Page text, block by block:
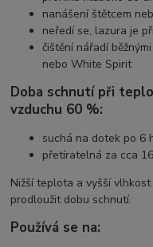
nanášení štětcem
neředí se, lazura je
čištění nářadí
nebo White Spirit
Doba schnutí při
vzduchu 60 %:
suchá na dotek po 6
přetíratelná za cca
Nižší teplota a vyšší
prodloužit dobu schnutí.
Používá se na: